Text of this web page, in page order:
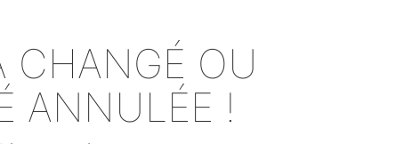
CHANGÉ OU
ANNULÉE !